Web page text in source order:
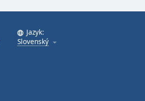
Jazyk:
Slovenský